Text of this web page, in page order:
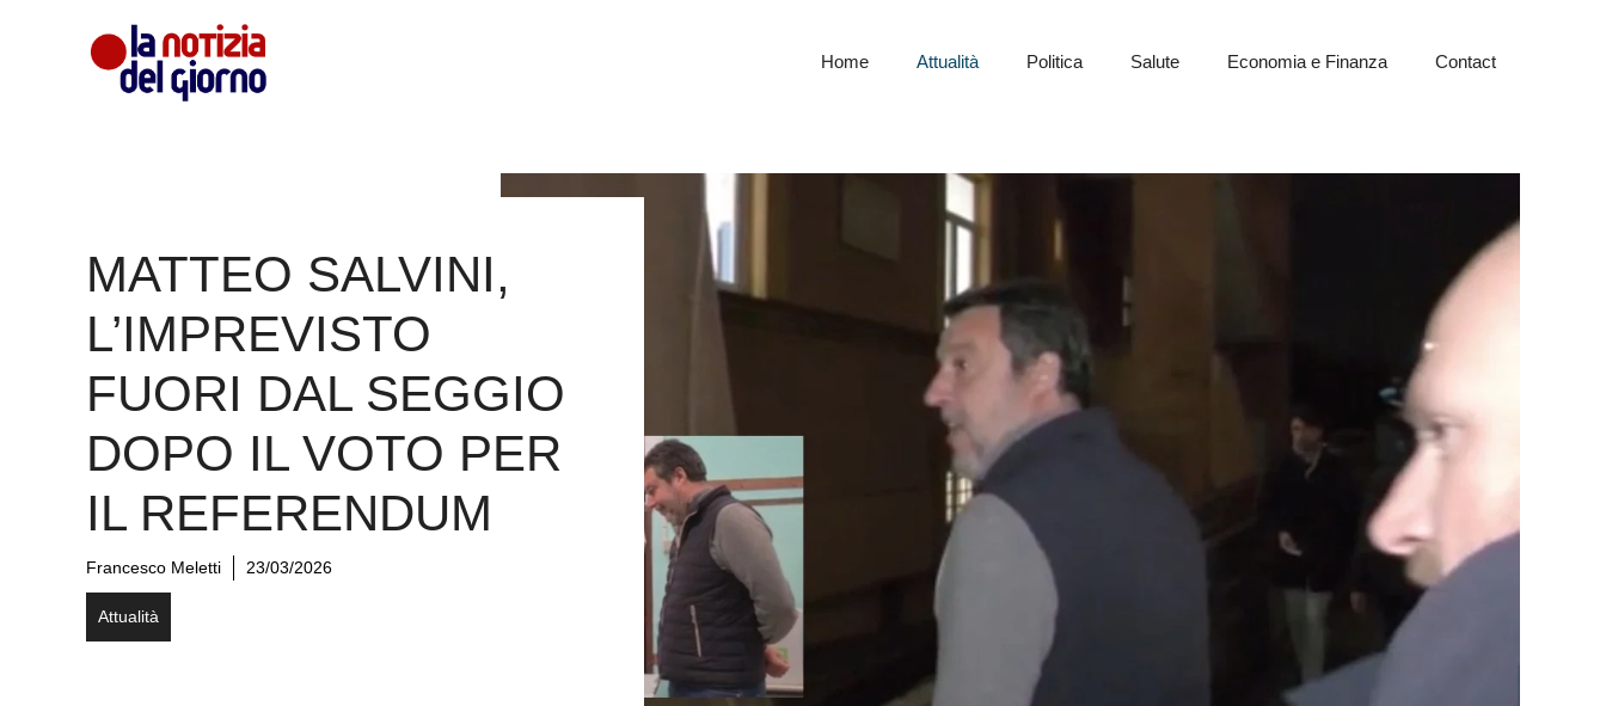
Home Attualità Politica Salute Economia e Finanza Contact
MATTEO SALVINI,
L’IMPREVISTO
FUORI DAL SEGGIO
DOPO IL VOTO PER
IL REFERENDUM
Francesco Meletti 23/03/2026
Attualità